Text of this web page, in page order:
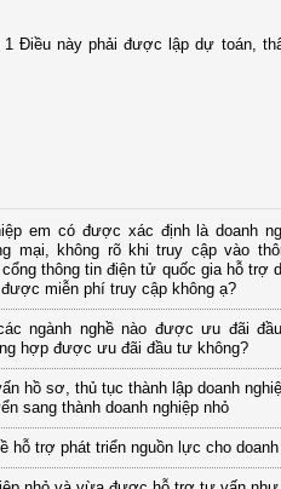
Điều này phải được lập dự toán,
em có được xác định là doanh
mại, không rõ khi truy cập vào
thông tin điện tử quốc gia hỗ trợ
miễn phí truy cập không ạ?
ngành nghề nào được ưu đãi
hợp được ưu đãi đầu tư không?
hồ sơ, thủ tục thành lập doanh
sang thành doanh nghiệp nhỏ
hỗ trợ phát triển nguồn lực cho